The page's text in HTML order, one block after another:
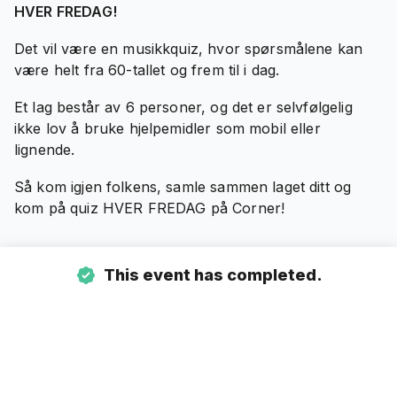
HVER FREDAG!
Det vil være en musikkquiz, hvor spørsmålene kan
være helt fra 60-tallet og frem til i dag.
Et lag består av 6 personer, og det er selvfølgelig
ikke lov å bruke hjelpemidler som mobil eller
lignende.
Så kom igjen folkens, samle sammen laget ditt og
kom på quiz HVER FREDAG på Corner!
This event has completed.